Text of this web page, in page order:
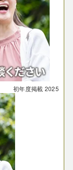
初年度掲載 2025